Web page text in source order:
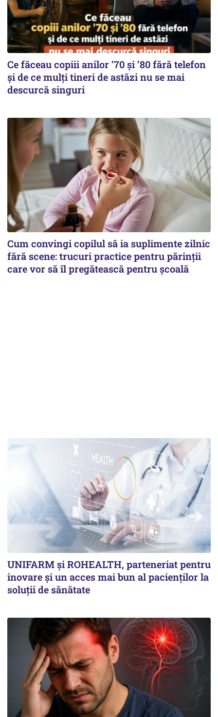
Ce făceau copiii anilor ’70 și ’80 fără telefon
și de ce mulți tineri de astăzi nu se mai
descurcă singuri
Cum convingi copilul să ia suplimente zilnic
fără scene: trucuri practice pentru părinții
care vor să îl pregătească pentru școală
UNIFARM și ROHEALTH, parteneriat pentru
inovare și un acces mai bun al pacienților la
soluții de sănătate